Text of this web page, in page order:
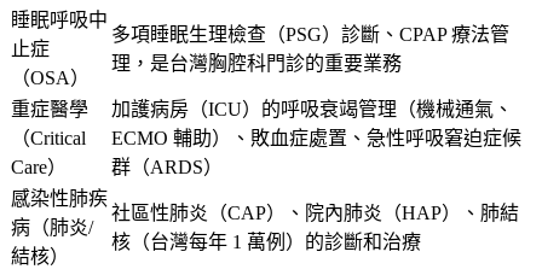
睡眠呼吸中
止症
（OSA）
多項睡眠生理檢查（PSG）診斷、CPAP 療法管
理，是台灣胸腔科門診的重要業務
重症醫學
（Critical
Care）
加護病房（ICU）的呼吸衰竭管理（機械通氣、
ECMO 輔助）、敗血症處置、急性呼吸窘迫症候
群（ARDS）
感染性肺疾
病（肺炎/
結核）
社區性肺炎（CAP）、院內肺炎（HAP）、肺結
核（台灣每年 1 萬例）的診斷和治療